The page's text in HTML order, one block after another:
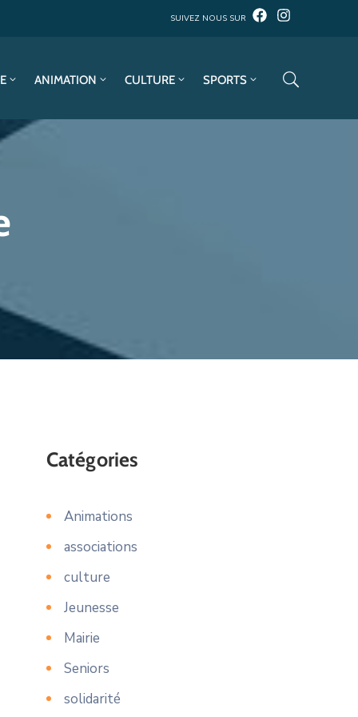
SUIVEZ NOUS SUR
ANIMATION CULTURE SPORTS
Catégories
Animations
associations
culture
Jeunesse
Mairie
Seniors
solidarité